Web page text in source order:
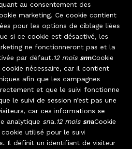
au consentement des
marketing. Ce cookie contient
pour les options de ciblage liées
si ce cookie est désactivé, les
ne fonctionneront pas et la
par défaut.12 mois snnCookie
cookie nécessaire, car il contient
afin que les campagnes
et que le suivi fonctionne
le suivi de session n’est pas une
car ces informations se
analytique sna.12 mois snaCookie
utilisé pour le suivi
Il définit un identifiant de visiteur